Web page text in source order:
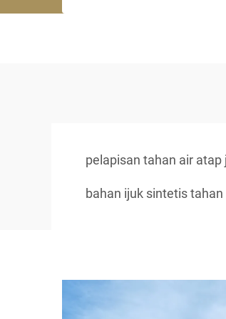
pelapisan tahan air atap
bahan ijuk sintetis